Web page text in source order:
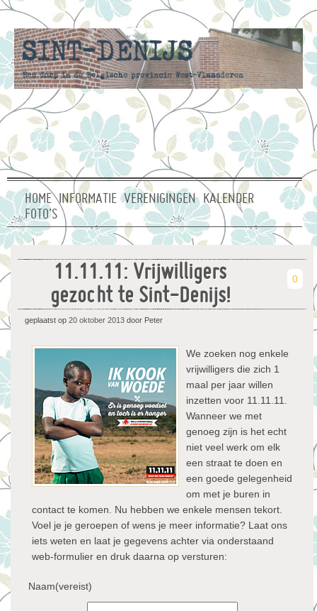
HOME INFORMATIE VERENIGINGEN KALENDER
FOTO’S
11.11.11: Vrijwilligers
gezocht te Sint-Denijs!
0
geplaatst op 20 oktober 2013 door Peter
We zoeken nog enkele
vrijwilligers die zich 1
maal per jaar willen
inzetten voor 11.11.11.
Wanneer we met
genoeg zijn is het echt
niet veel werk om elk
een straat te doen en
een goede gelegenheid
om met je buren in
contact te komen. Nu hebben we enkele mensen tekort.
Voel je je geroepen of wens je meer informatie? Laat ons
iets weten en laat je gegevens achter via onderstaand
web-formulier en druk daarna op versturen:
Naam(vereist)